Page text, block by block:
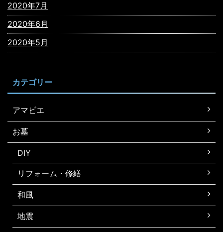
2020年7月
2020年6月
2020年5月
カテゴリー
アマビエ
お墓
DIY
リフォーム・修繕
和風
地震